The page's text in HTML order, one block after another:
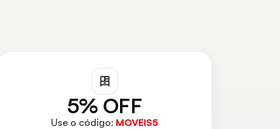
5% OFF
Use o código: MOVEIS5